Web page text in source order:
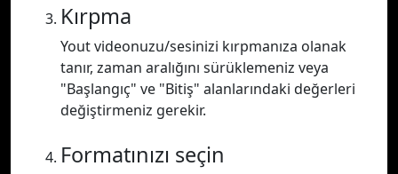
Kırpma
Yout videonuzu/sesinizi kırpmanıza olanak
tanır, zaman aralığını sürüklemeniz veya
"Başlangıç" ve "Bitiş" alanlarındaki değerleri
değiştirmeniz gerekir.
Formatınızı seçin